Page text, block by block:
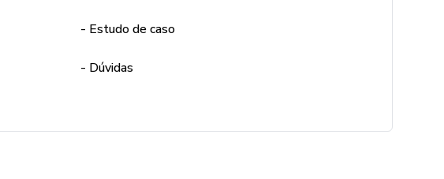
os estímulos corretos baseado na necessidade sensorial da criança,
e captando o seu nível de alerta.
- Estudo de caso
- Dúvidas